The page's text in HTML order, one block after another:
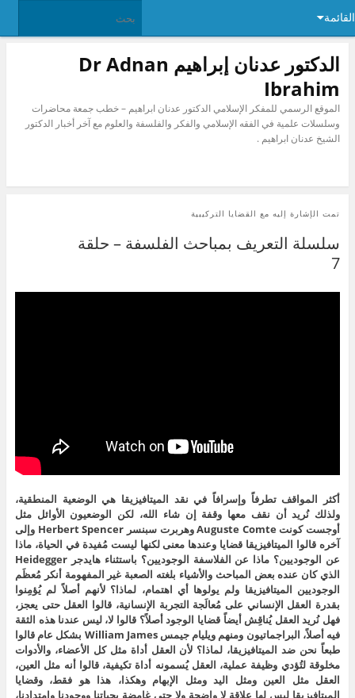
القائمة
الدكتور عدنان إبراهيم Dr Adnan
Ibrahim
الموقع الرسمي للمفكر الإسلامي الدكتور عدنان ابراهيم – خطب جمعة محاضرات
وسلسلات علمية في الفقه الإسلامي والفكر والفلسفة والعلوم مع آخر أخبار الدكتور
الشيخ عدنان ابراهيم .
تمت الإشارة إليه مع القضايا التركيبية
سلسلة التعريف بمباحث الفلسفة – حلقة
7
أكثر المواقف تطرفاً وإسرافاً في نقد الميتافيزيقا هي الوضعية المنطقية،
ولذلك نُريد أن نقف معها وقفة إن شاء الله، لكن الوضعيون الأوائل مثل
أوجست كونت Auguste Comte وهربرت سبنسر Herbert Spencer وإلى
آخره قالوا الميتافيزيقا قضايا وعندها معنى لكنها ليست مُفيدة في الحياة، ماذا
عن الوجوديين؟ ماذا عن الفلاسفة الوجوديين؟ باستثناء هايدجر Heidegger
الذي كان عنده بعض المباحث والأشياء بلغته الصعبة غير المفهومة أنكر مُعظَم
الوجوديين الميتافيزيقا ولم يولوها أي اهتمام، لماذا؟ لأنهم أصلاً لم يُؤمِنوا
بقدرة العقل الإنساني على مُعالَجة التجربة الإنسانية، قالوا العقل حتى يعجز،
فهل نُريد العقل يُناقِش أيضاً قضايا الوجود أصلاً؟ قالوا لا، ليس عندنا هذه الثقة
فيه أصلاً، البراجماتيون ومنهم ويليام جيمس William James بشكل عام قالوا
طبعاً نحن ضد الميتافيزيقا، لماذا؟ لأن العقل أداة مثل كل الأعضاء، والأدوات
مخلوقة لتُؤدي وظيفة عملية، العقل يُسمونه أداة تكيفية، قالوا أنه مثل العين،
العقل مثل العين ومثل اليد ومثل الإبهام وهكذا، هذا هو فقط، وقضايا
الميتافيزيقا ليس لها علاقة لا واضحة ولا حتى غامضة بحياتنا ووجودنا وامتدادنا،